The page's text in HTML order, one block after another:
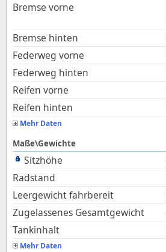
Bremse vorne
Bremse hinten
Federweg vorne
Federweg hinten
Reifen vorne
Reifen hinten
Mehr Daten
Maße\Gewichte
Sitzhöhe
Radstand
Leergewicht fahrbereit
Zugelassenes Gesamtgewicht
Tankinhalt
Mehr Daten